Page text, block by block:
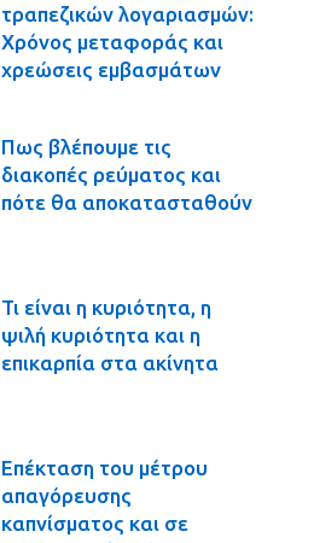
τραπεζικών λογαριασμών:
Χρόνος μεταφοράς και
χρεώσεις εμβασμάτων
Πως βλέπουμε τις
διακοπές ρεύματος και
πότε θα αποκατασταθούν
Τι είναι η κυριότητα, η
ψιλή κυριότητα και η
επικαρπία στα ακίνητα
Επέκταση του μέτρου
απαγόρευσης
καπνίσματος και σε